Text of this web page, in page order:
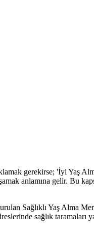
gerekirse; 'İyi Yaş
anlamına gelir. Bu
Sağlıklı Yaş Alma
sağlık taramaları